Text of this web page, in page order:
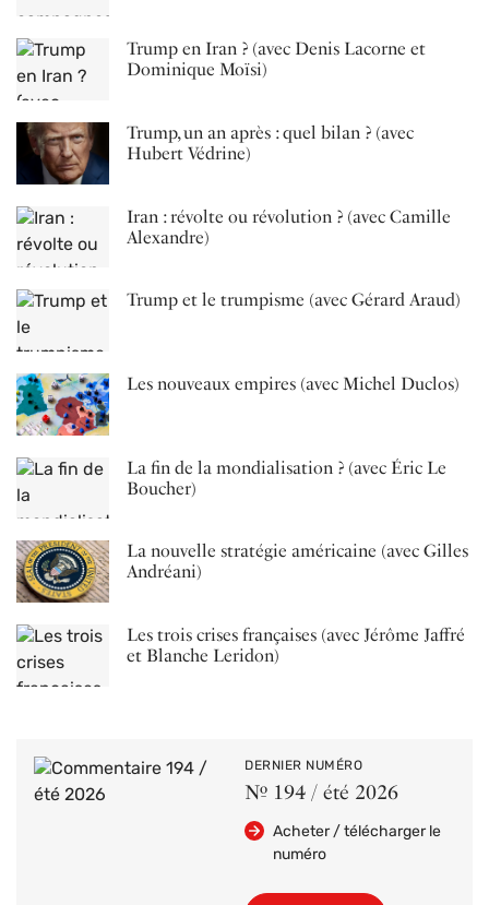
Trump en Iran ? (avec Denis Lacorne et
Dominique Moïsi)
Trump, un an après : quel bilan ? (avec
Hubert Védrine)
Iran : révolte ou révolution ? (avec Camille
Alexandre)
Trump et le trumpisme (avec Gérard Araud)
Les nouveaux empires (avec Michel Duclos)
La fin de la mondialisation ? (avec Éric Le
Boucher)
La nouvelle stratégie américaine (avec Gilles
Andréani)
Les trois crises françaises (avec Jérôme Jaffré
et Blanche Leridon)
DERNIER NUMÉRO
Nº 194 / été 2026
Acheter / télécharger le
numéro